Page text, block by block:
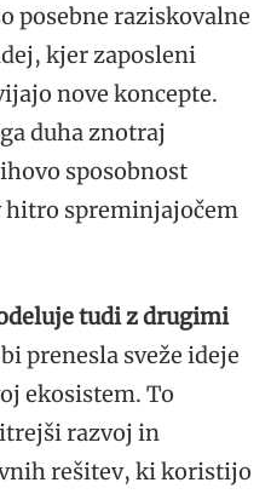
posebne raziskovalne
kjer zaposleni
nove koncepte.
duha znotraj
sposobnost
hitro spreminjajočem
tudi z drugimi
prenesla sveže ideje
ekosistem. To
razvoj in
rešitev, ki koristijo